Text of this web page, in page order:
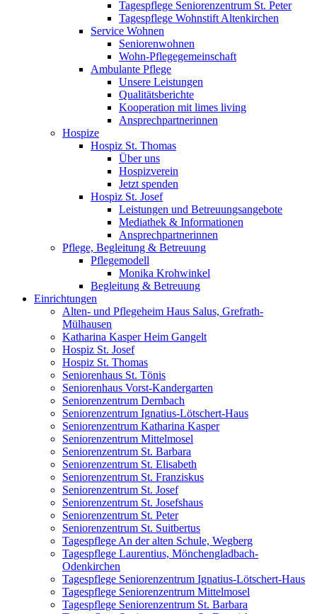
Tagespflege Seniorenzentrum St. Peter
Tagespflege Wohnstift Altenkirchen
Service Wohnen
Seniorenwohnen
Wohn-Pflegegemeinschaft
Ambulante Pflege
Unsere Leistungen
Qualitätsberichte
Kooperation mit limes living
Ansprechpartnerinnen
Hospize
Hospiz St. Thomas
Über uns
Hospizverein
Jetzt spenden
Hospiz St. Josef
Leistungen und Betreuungsangebote
Mediathek & Informationen
Ansprechpartnerinnen
Pflege, Begleitung & Betreuung
Pflegemodell
Monika Krohwinkel
Begleitung & Betreuung
Einrichtungen
Alten- und Pflegeheim Haus Salus, Grefrath-
Mülhausen
Katharina Kasper Heim Gangelt
Hospiz St. Josef
Hospiz St. Thomas
Seniorenhaus St. Tönis
Seniorenhaus Vorst-Kandergarten
Seniorenzentrum Dernbach
Seniorenzentrum Ignatius-Lötschert-Haus
Seniorenzentrum Katharina Kasper
Seniorenzentrum Mittelmosel
Seniorenzentrum St. Barbara
Seniorenzentrum St. Elisabeth
Seniorenzentrum St. Franziskus
Seniorenzentrum St. Josef
Seniorenzentrum St. Josefshaus
Seniorenzentrum St. Peter
Seniorenzentrum St. Suitbertus
Tagespflege An der alten Schule, Wegberg
Tagespflege Laurentius, Mönchengladbach-
Odenkirchen
Tagespflege Seniorenzentrum Ignatius-Lötschert-Haus
Tagespflege Seniorenzentrum Mittelmosel
Tagespflege Seniorenzentrum St. Barbara